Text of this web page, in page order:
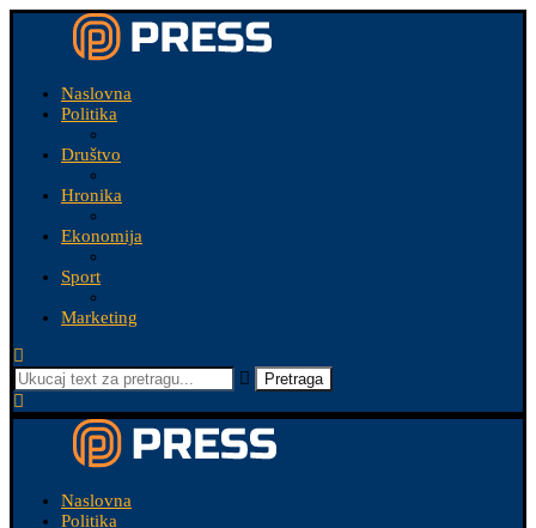
Naslovna
Politika
Društvo
Hronika
Ekonomija
Sport
Marketing
Pretraga
Naslovna
Politika